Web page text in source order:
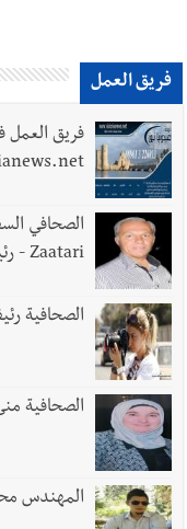
فريق العمل
فريق العمل
Zaatari - رئيس التحرير
الصحافية
الصحافية
المهندس